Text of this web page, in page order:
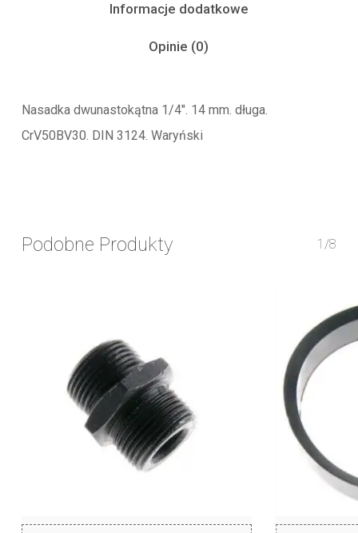
Informacje dodatkowe
Opinie (0)
Nasadka dwunastokątna 1/4″. 14 mm. długa.
CrV50BV30. DIN 3124. Waryński
Podobne Produkty 1/8